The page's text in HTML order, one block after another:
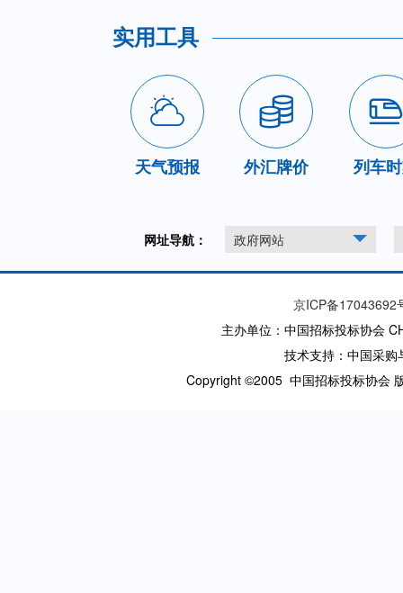
实用工具
天气预报 外汇牌价 列车
网址导航： 政府网站
京ICP备17043692
主办单位：中国招标投标协会
技术支持：中国采
Copyright ©2005 中国招标投标协会